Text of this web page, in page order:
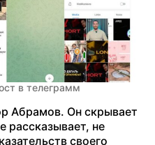
в телеграмм
Абрамов. Он скрывает
рассказывает, не
своего